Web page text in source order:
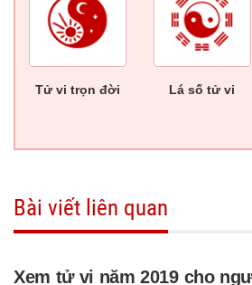
Tử vi trọn đời Lá số tử vi
Bài viết liên quan
Xem tử vi năm 2019 cho